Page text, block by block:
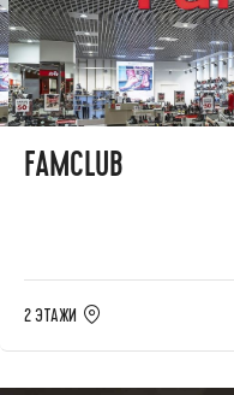
FAMCLUB
2 ЭТАЖИ